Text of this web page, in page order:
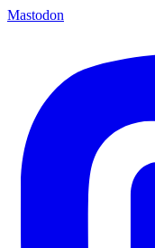
Mastodon